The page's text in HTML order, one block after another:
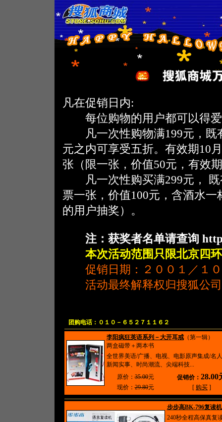
凡在促销日内:
每位购物的用户都可以得爱
凡一次性购物满199元，既
元之内可享受五折。有效期10
张（限一张，价值50元，有效
凡一次性购买满299元， 既
票一张，价值100元，含酒水
的用户抽奖）。
注：获奖者名单请查询
本次活动范围只限北京四
促销日期：２００１／１０
活动最终解释权归搜狐公司
团购电话：０１０－６５２７１１６２
李阳疯狂英语系列－大开耳戒（第一辑）
两盒磁带＋两本书
全世界美语/广播、电视、电影原声集成/名
新闻实事、时尚潮流、尖端科技...
原价：35.00元 促销价： 28.00
现价：29.80元 [ 购买 ]
步步高BK-796复读机
240秒全程高保真复